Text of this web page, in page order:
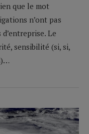
que le mot
n’ont pas
Le
sensibilité (si, si,